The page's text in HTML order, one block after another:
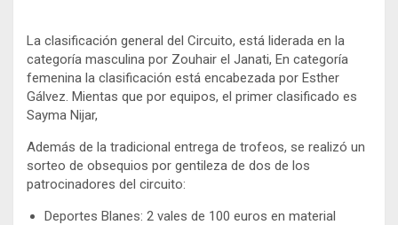
La clasificación general del Circuito, está liderada en la
categoría masculina por Zouhair el Janati, En categoría
femenina la clasificación está encabezada por Esther
Gálvez. Mientas que por equipos, el primer clasificado es
Sayma Nijar,
Además de la tradicional entrega de trofeos, se realizó un
sorteo de obsequios por gentileza de dos de los
patrocinadores del circuito:
Deportes Blanes: 2 vales de 100 euros en material